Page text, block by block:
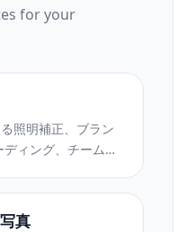
for your
照明補正、ブラン
ィング、チーム全
真